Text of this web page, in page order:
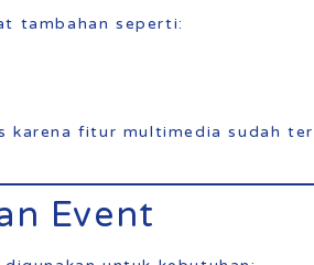
tambahan seperti:
fitur multimedia sudah
Event